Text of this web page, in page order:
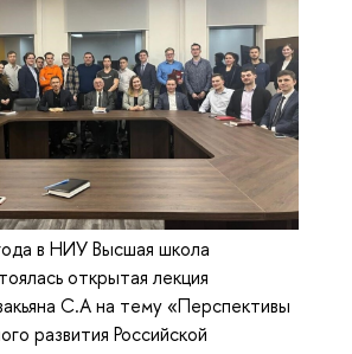
в НИУ Высшая школа
открытая лекция
С.А на тему «Перспективы
развития Российской